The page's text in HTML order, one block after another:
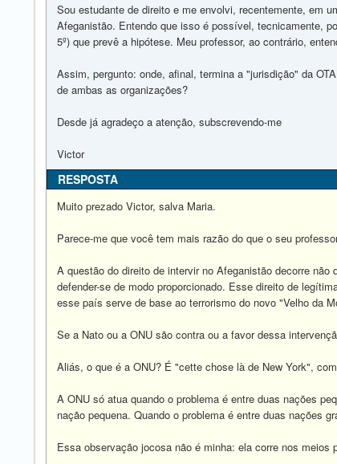
Sou estudante de direito e me envolvi, recentemente, em
Afeganistão. Entendo que isso é possível, tecnicamente,
5º) que prevê a hipótese. Meu professor, ao contrário,
Assim, pergunto: onde, afinal, termina a "jurisdição" da
de ambas as organizações?
Desde já agradeço a atenção, subscrevendo-me
Victor
RESPOSTA
Muito prezado Victor, salva Maria.
Parece-me que você tem mais razão do que o seu
A questão do direito de intervir no Afeganistão decorre
defender-se de modo proporcionado. Esse direito de
esse país serve de base ao terrorismo do novo "Velho da
Se a Nato ou a ONU são contra ou a favor dessa
Aliás, o que é a ONU? É "cette chose là de New York",
A ONU só atua quando o problema é entre duas nações
nação pequena. Quando o problema é entre duas nações
Essa observação jocosa não é minha: ela corre nos meios